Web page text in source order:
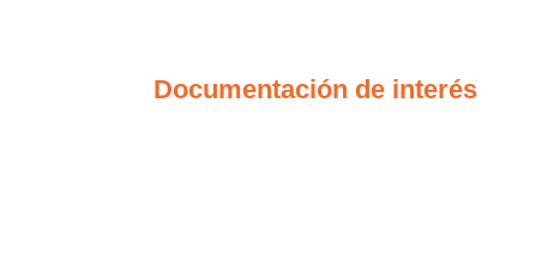
Documentación de interés